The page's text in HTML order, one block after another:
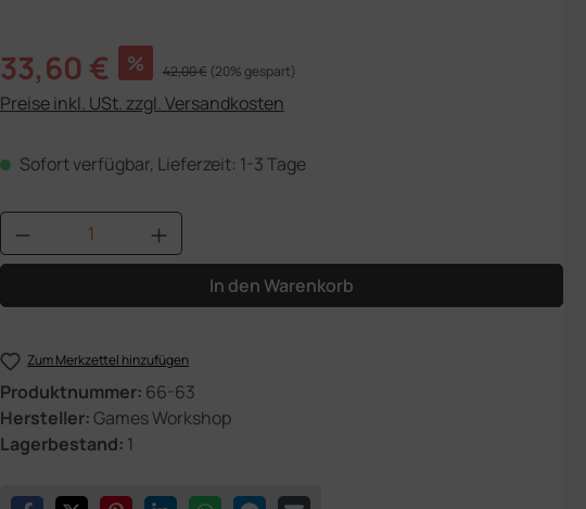
Verkaufspreis:
33,60 € % Regulärer Preis:
42,00 € (20% gespart)
Preise inkl. USt. zzgl. Versandkosten
Sofort verfügbar, Lieferzeit: 1-3 Tage
Produkt Anzahl: Gib den gewünschten Wert
In den Warenkorb
Zum Merkzettel hinzufügen
Produktnummer: 66-63
Hersteller:Games Workshop
Lagerbestand: 1